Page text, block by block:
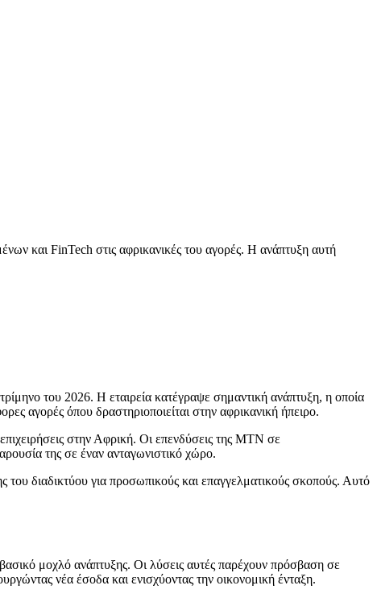
και FinTech στις αφρικανικές του αγορές. Η ανάπτυξη αυτή
του 2026. Η εταιρεία κατέγραψε σημαντική ανάπτυξη, η οποία
αγορές όπου δραστηριοποιείται στην αφρικανική ήπειρο.
στην Αφρική. Οι επενδύσεις της MTN σε
της σε έναν ανταγωνιστικό χώρο.
διαδικτύου για προσωπικούς και επαγγελματικούς σκοπούς. Αυτό
μοχλό ανάπτυξης. Οι λύσεις αυτές παρέχουν πρόσβαση σε
νέα έσοδα και ενισχύοντας την οικονομική ένταξη.